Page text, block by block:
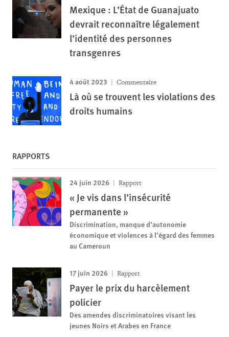
Mexique : L’État de Guanajuato
devrait reconnaître légalement
l’identité des personnes
transgenres
4 août 2023 Commentaire
Là où se trouvent les violations des
droits humains
RAPPORTS
24 juin 2026 Rapport
« Je vis dans l’insécurité
permanente »
Discrimination, manque d’autonomie
économique et violences à l’égard des femmes
au Cameroun
17 juin 2026 Rapport
Payer le prix du harcèlement
policier
Des amendes discriminatoires visant les
jeunes Noirs et Arabes en France